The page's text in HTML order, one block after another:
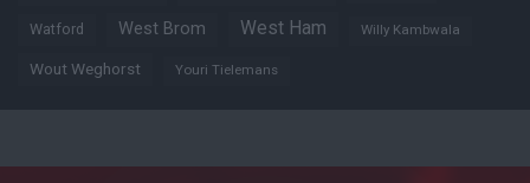
Watford West Brom West Ham Willy Kambwala
Wout Weghorst Youri Tielemans